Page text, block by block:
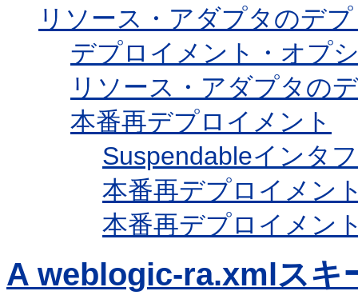
リソース・アダプタのデ
デプロイメント・オプ
リソース・アダプタの
本番再デプロイメント
Suspendableインタ
本番再デプロイメン
本番再デプロイメン
A weblogic-ra.xmlスキ